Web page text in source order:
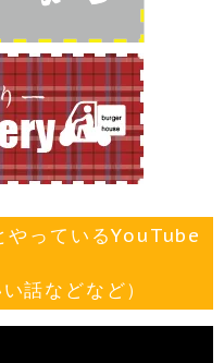
やっているYouTube
話などなど）